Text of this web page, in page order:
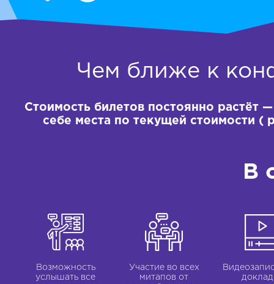
Чем ближе к
Стоимость билетов постоянно
себе места по текущей стоимости (
В
Возможность
услышать все
Участие во всех
митапов от